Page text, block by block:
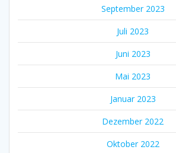
September 2023
Juli 2023
Juni 2023
Mai 2023
Januar 2023
Dezember 2022
Oktober 2022